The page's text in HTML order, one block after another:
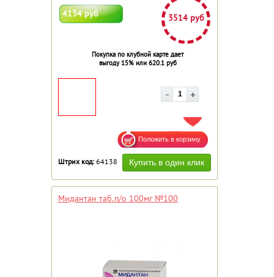
4134 руб 3514 руб
Покупка по клубной карте дает
выгоду 15% или 620.1 руб
ДОБАВИТЬ В ИЗБРАННОЕ
Штрих код: 64138
Мидантан таб.п/о 100мг №100